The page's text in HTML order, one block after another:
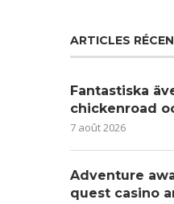
ARTICLES
Fantastiska
chickenroad
7 août 2026
Adventure
quest casino